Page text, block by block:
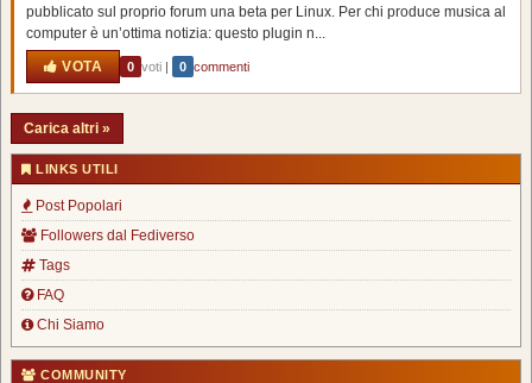
pubblicato sul proprio forum una beta per Linux. Per chi produce musica al
computer è un’ottima notizia: questo plugin n...
VOTA
0 voti | 0 commenti
Carica altri »
LINKS UTILI
Post Popolari
Followers dal Fediverso
Tags
FAQ
Chi Siamo
COMMUNITY